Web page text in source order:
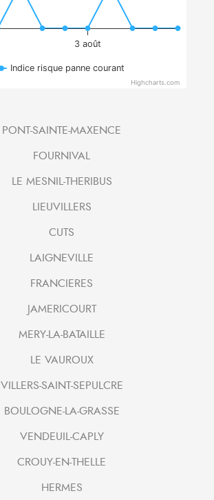
3 août
Indice risque panne courant
Highcharts.com
PONT-SAINTE-MAXENCE
FOURNIVAL
LE MESNIL-THERIBUS
LIEUVILLERS
CUTS
LAIGNEVILLE
FRANCIERES
JAMERICOURT
MERY-LA-BATAILLE
LE VAUROUX
VILLERS-SAINT-SEPULCRE
BOULOGNE-LA-GRASSE
VENDEUIL-CAPLY
CROUY-EN-THELLE
HERMES